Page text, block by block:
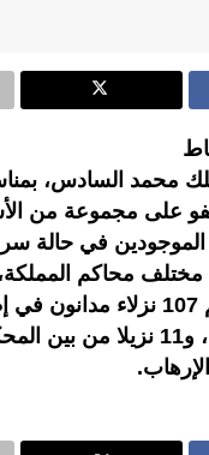
السادس،
على مجموعة من
الموجودين في حالة
شخصا، من بينهم 107 نزلاء
الحسيمة وجرادة، و11 نزيلا